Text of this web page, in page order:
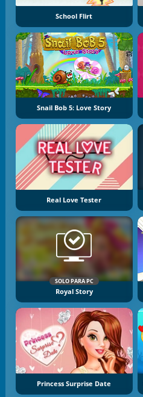
School Flirt
Snail Bob 5: Love Story
Real Love Tester
SOLO PARA PC
Royal Story
Princess Surprise Date